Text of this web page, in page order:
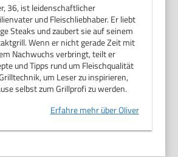
36, ist leidenschaftlicher
und Fleischliebhaber. Er liebt
Steaks und zaubert sie auf seinem
Wenn er nicht gerade Zeit mit
Nachwuchs verbringt, teilt er
und Tipps rund um Fleischqualität
um Leser zu inspirieren,
selbst zum Grillprofi zu werden.
Erfahre mehr über Oliver